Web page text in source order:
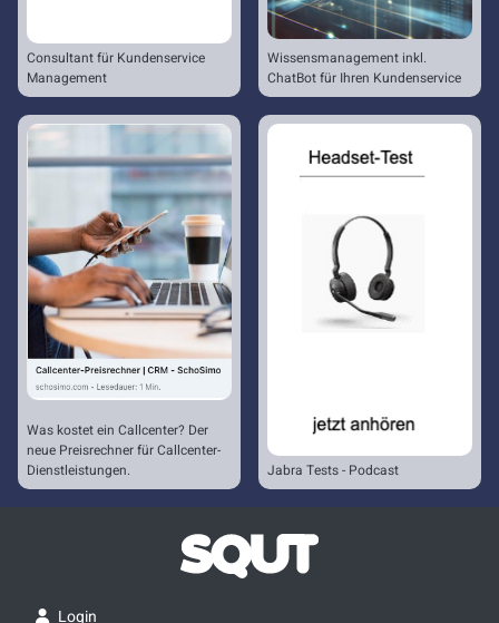
Consultant für Kundenservice
Management
Wissensmanagement inkl.
ChatBot für Ihren Kundenservice
Was kostet ein Callcenter? Der
neue Preisrechner für Callcenter-
Dienstleistungen.
Jabra Tests - Podcast
Login